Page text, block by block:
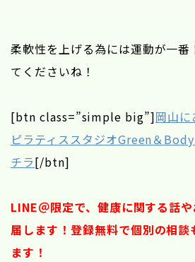
柔軟性を上げる為には運動が一番
てくださいね！
[btn class=”simple big”]岡山
ピラティススタジオGreen＆
チラ[/btn]
LINE＠限定で、健康に関する話
届します！登録無料で個別の相談
ます！